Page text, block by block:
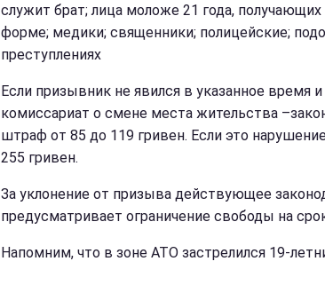
служит брат; лица моложе 21 года,
форме; медики; священники; полицейские;
преступлениях
Если призывник не явился в указанное время
комиссариат о смене места жительства
штраф от 85 до 119 гривен. Если это
255 гривен.
За уклонение от призыва действующее
предусматривает ограничение свободы на
Напомним, что в зоне АТО застрелился 19-